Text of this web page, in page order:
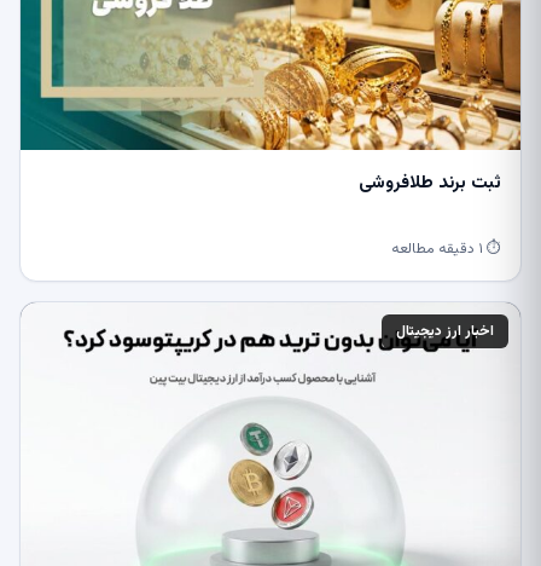
ثبت برند طلافروشی
⏱ ۱ دقیقه مطالعه
اخبار ارز دیجیتال